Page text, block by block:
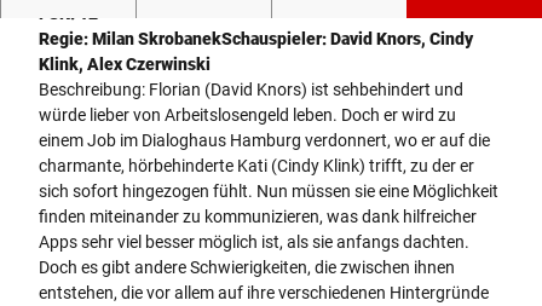
Regie: Milan SkrobanekSchauspieler: David Knors, Cindy
Klink, Alex Czerwinski
Beschreibung: Florian (David Knors) ist sehbehindert und
würde lieber von Arbeitslosengeld leben. Doch er wird zu
einem Job im Dialoghaus Hamburg verdonnert, wo er auf die
charmante, hörbehinderte Kati (Cindy Klink) trifft, zu der er
sich sofort hingezogen fühlt. Nun müssen sie eine Möglichkeit
finden miteinander zu kommunizieren, was dank hilfreicher
Apps sehr viel besser möglich ist, als sie anfangs dachten.
Doch es gibt andere Schwierigkeiten, die zwischen ihnen
entstehen, die vor allem auf ihre verschiedenen Hintergründe